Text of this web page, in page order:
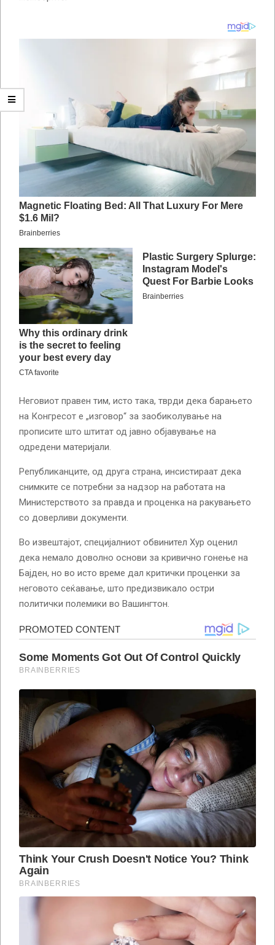
Неговиот правен тим, исто така, тврди дека барањето
на Конгресот е „изговор“ за заобиколување на
прописите што штитат од јавно објавување на
одредени материјали.
Републиканците, од друга страна, инсистираат дека
снимките се потребни за надзор на работата на
Министерството за правда и проценка на ракувањето
со доверливи документи.
Во извештајот, специјалниот обвинител Хур оценил
дека немало доволно основи за кривично гонење на
Бајден, но во исто време дал критички проценки за
неговото сеќавање, што предизвикало остри
политички полемики во Вашингтон.